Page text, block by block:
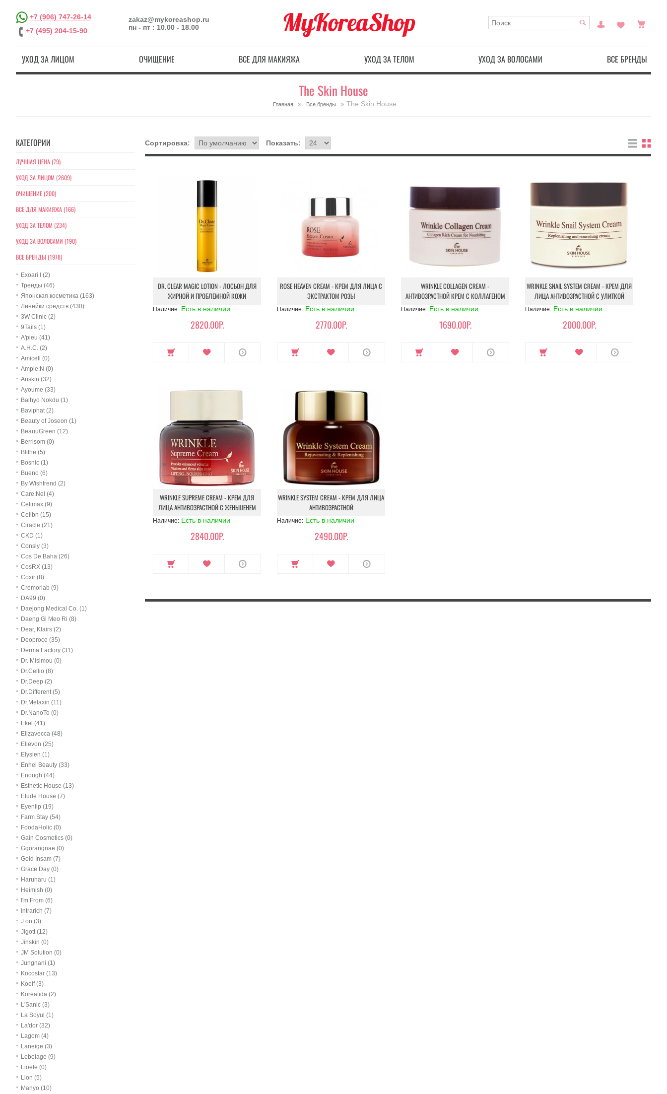
+7 (906) 747-26-14
+7 (495) 204-15-90
zakaz@mykoreashop.ru
пн - пт : 10.00 - 18.00
УХОД ЗА ЛИЦОМ ОЧИЩЕНИЕ ВСЕ ДЛЯ МАКИЯЖА УХОД ЗА ТЕЛОМ УХОД ЗА ВОЛОСАМИ ВСЕ БРЕНДЫ
The Skin House
Главная » Все бренды » The Skin House
КАТЕГОРИИ
ЛУЧШАЯ ЦЕНА (79)
УХОД ЗА ЛИЦОМ (2609)
ОЧИЩЕНИЕ (200)
ВСЕ ДЛЯ МАКИЯЖА (166)
УХОД ЗА ТЕЛОМ (234)
УХОД ЗА ВОЛОСАМИ (190)
ВСЕ БРЕНДЫ (1978)
Exoari l (2)
Тренды (46)
Японская косметика (163)
Линейки средств (430)
3W Clinic (2)
9Tails (1)
A'pieu (41)
A.H.C. (2)
Amicell (0)
Ample:N (0)
Anskin (32)
Ayoume (33)
Balhyo Nokdu (1)
Baviphat (2)
Beauty of Joseon (1)
BeauuGreen (12)
Berrisom (0)
Blithe (5)
Bosnic (1)
Bueno (6)
By Wishtrend (2)
Care:Nel (4)
Celimax (9)
Cellbn (15)
Ciracle (21)
CKD (1)
Consly (3)
Cos De Baha (26)
CosRX (13)
Coxir (8)
Cremorlab (9)
DA99 (0)
Daejong Medical Co. (1)
Daeng Gi Meo Ri (8)
Dear, Klairs (2)
Deoproce (35)
Derma Factory (31)
Dr. Misimou (0)
Dr.Cellio (8)
Dr.Deep (2)
Dr.Different (5)
Dr.Melaxin (11)
Dr.NanoTo (0)
Ekel (41)
Elizavecca (48)
Ellevon (25)
Elysien (1)
Enhel Beauty (33)
Enough (44)
Esthetic House (13)
Etude House (7)
Eyenlip (19)
Farm Stay (54)
FoodaHolic (0)
Gain Cosmetics (0)
Ggorangnae (0)
Gold Insam (7)
Grace Day (0)
Haruharu (1)
Heimish (0)
I'm From (6)
Intrarich (7)
J:on (3)
Jigott (12)
Jinskin (0)
JM Solution (0)
Jungnani (1)
Kocostar (13)
Koelf (3)
Koreatida (2)
L'Sanic (3)
La Soyul (1)
La'dor (32)
Lagom (4)
Laneige (3)
Lebelage (9)
Lioele (0)
Lion (5)
Manyo (10)
Сортировка: Показать:
DR. CLEAR MAGIC LOTION - ЛОСЬОН ДЛЯ
ЖИРНОЙ И ПРОБЛЕМНОЙ КОЖИ
Наличие: Есть в наличии
2820.00Р.
ROSE HEAVEN CREAM - КРЕМ ДЛЯ ЛИЦА С
ЭКСТРАКТОМ РОЗЫ
Наличие: Есть в наличии
2770.00Р.
WRINKLE COLLAGEN CREAM -
АНТИВОЗРАСТНОЙ КРЕМ С КОЛЛАГЕНОМ
Наличие: Есть в наличии
1690.00Р.
WRINKLE SNAIL SYSTEM CREAM - КРЕМ ДЛЯ
ЛИЦА АНТИВОЗРАСТНОЙ С УЛИТКОЙ
Наличие: Есть в наличии
2000.00Р.
WRINKLE SUPREME CREAM - КРЕМ ДЛЯ
ЛИЦА АНТИВОЗРАСТНОЙ С ЖЕНЬШЕНЕМ
Наличие: Есть в наличии
2840.00Р.
WRINKLE SYSTEM CREAM - КРЕМ ДЛЯ ЛИЦА
АНТИВОЗРАСТНОЙ
Наличие: Есть в наличии
2490.00Р.